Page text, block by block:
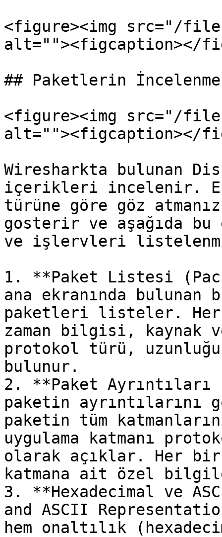
<figure><img src="/files/
alt=""><figcaption></
## Paketlerin
<figure><img src="/files/
alt=""><figcaption></
Wiresharkta bulunan
içerikleri incelenir.
türüne göre göz
gosterir ve aşağıda bu
ve işlervleri
1. **Paket Listesi
ana ekranında bulunan
paketleri listeler. Her
zaman bilgisi, kaynak
protokol türü,
bulunur.
2. **Paket
paketin ayrıntılarını
paketin tüm
uygulama katmanı
olarak açıklar. Her bir
katmana ait özel
3. **Hexadecimal ve
and ASCII
hem onaltılık